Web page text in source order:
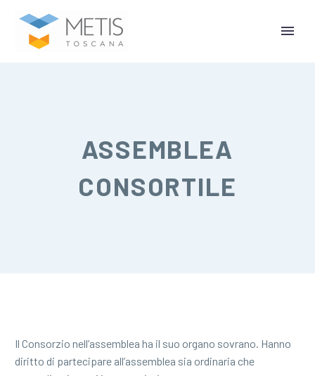
ASSEMBLEA
CONSORTILE
Il Consorzio nell’assemblea ha il suo organo sovrano. Hanno
diritto di partecipare all’assemblea sia ordinaria che